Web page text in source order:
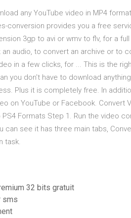
any YouTube video in MP4
conversion provides you a free
3gp to avi or wmv to flv, for a
audio, to convert an archive or to
in a few clicks, for ... This is the
you don't have to download
Plus it is completely free. In
on YouTube or Facebook. Convert
Formats Step 1. Run the video
see it has three main tabs,
task.
32 bits gratuit
sms